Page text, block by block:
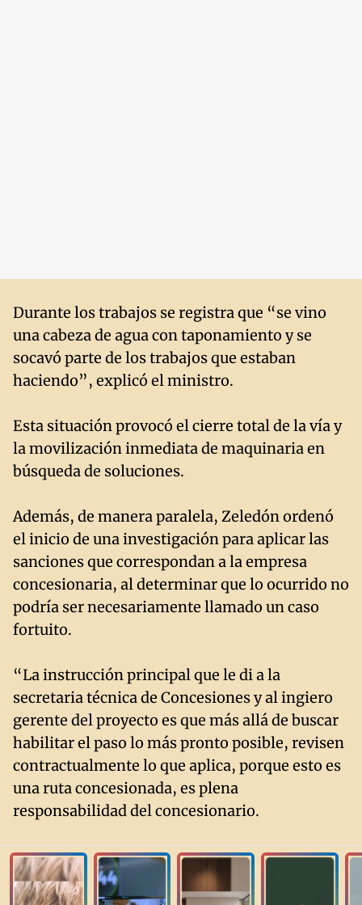
Durante los trabajos se registra que “se vino
una cabeza de agua con taponamiento y se
socavó parte de los trabajos que estaban
haciendo”, explicó el ministro.
Esta situación provocó el cierre total de la vía y
la movilización inmediata de maquinaria en
búsqueda de soluciones.
Además, de manera paralela, Zeledón ordenó
el inicio de una investigación para aplicar las
sanciones que correspondan a la empresa
concesionaria, al determinar que lo ocurrido no
podría ser necesariamente llamado un caso
fortuito.
“La instrucción principal que le di a la
secretaria técnica de Concesiones y al ingiero
gerente del proyecto es que más allá de buscar
habilitar el paso lo más pronto posible, revisen
contractualmente lo que aplica, porque esto es
una ruta concesionada, es plena
responsabilidad del concesionario.